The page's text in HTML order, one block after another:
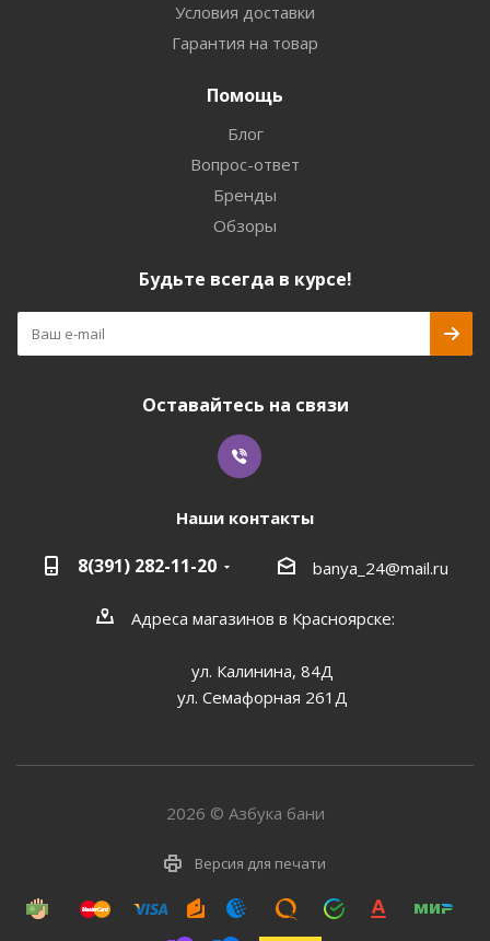
Условия доставки
Гарантия на товар
Помощь
Блог
Вопрос-ответ
Бренды
Обзоры
Будьте всегда в курсе!
Оставайтесь на связи
Наши контакты
8(391) 282-11-20 banya_24@mail.ru
Адреса магазинов в Красноярске:
ул. Калинина, 84Д
ул. Семафорная 261Д
2026 © Азбука бани
Версия для печати